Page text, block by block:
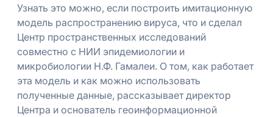
Узнать это можно, если построить имитационную
модель распространению вируса, что и сделал
Центр пространственных исследований
совместно с НИИ эпидемиологии и
микробиологии Н.Ф. Гамалеи. О том, как работает
эта модель и как можно использовать
полученные данные, рассказывает директор
Центра и основатель геоинформационной